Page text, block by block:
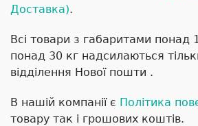
Доставка).
Всі товари з габаритами понад
понад 30 кг надсилаються
відділення Нової пошти .
В нашій компанії є Політика
товару так і грошових коштів.